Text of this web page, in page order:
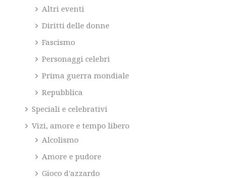
Altri eventi
Diritti delle donne
Fascismo
Personaggi celebri
Prima guerra mondiale
Repubblica
Speciali e celebrativi
Vizi, amore e tempo libero
Alcolismo
Amore e pudore
Gioco d'azzardo